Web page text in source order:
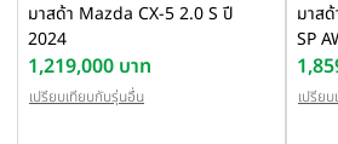
มาสด้า Mazda CX-5 2.0 S ปี
2024
1,219,000 บาท
เปรียบเทียบกับรุ่นอื่น
มาส
SP
เปรีย